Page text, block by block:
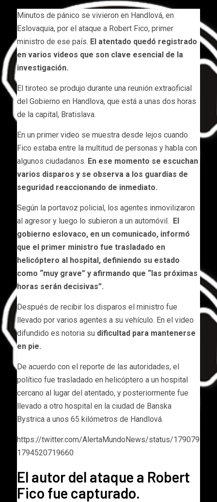
Minutos de pánico se vivieron en Handlová, en
Eslovaquia, por el ataque a Robert Fico, primer
ministro de ese país. El atentado quedó registrado
en varios videos que son clave esencial de la
investigación.
El tiroteo se produjo durante una reunión extraoficial
del Gobierno en Handlova, que está a unas dos horas
de la capital, Bratislava.
En un primer video se muestra desde lejos cuando
Fico estaba entre la multitud de personas y habla con
algunos ciudadanos. En ese momento se escuchan
varios disparos y se observa a los guardias de
seguridad reaccionando de inmediato.
Según la portavoz policial, los agentes inmovilizaron
al agresor y luego lo subieron a un automóvil. El
gobierno eslovaco, en un comunicado, informó
que el primer ministro fue trasladado en
helicóptero al hospital, definiendo su estado
como “muy grave” y afirmando que “las próximas
horas serán decisivas”.
Después de recibir los disparos el ministro fue
llevado por varios agentes a su vehículo. En el video
difundido es notoria su dificultad para mantenerse
en pie.
De acuerdo con el reporte de las autoridades, el
político fue trasladado en helicóptero a un hospital
cercano al lugar del atentado, y posteriormente fue
llevado a otro hospital en la ciudad de Banska
Bystrica a unos 65 kilómetros de Handlová.
https://twitter.com/AlertaMundoNews/status/179079
1794520719660
El autor del ataque a Robert
Fico fue capturado.